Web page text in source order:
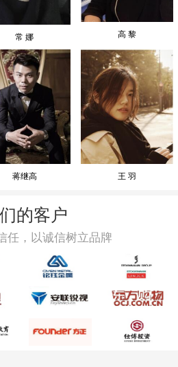
常 娜
蒋继高
高 黎
王 羽
的客户
任，以诚信树立品牌